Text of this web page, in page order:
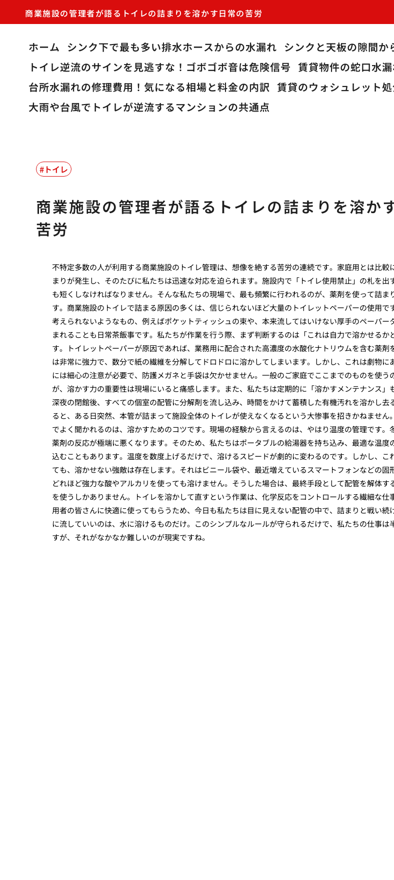
商業施設の管理者が語るトイレの詰まりを溶かす日常の苦労
ホーム シンク下で最も多い排水ホースからの水漏れ シンクと天板の隙間か
トイレ逆流のサインを見逃すな！ゴボゴボ音は危険信号 賃貸物件の蛇口水
台所水漏れの修理費用！気になる相場と料金の内訳 賃貸のウォシュレット
大雨や台風でトイレが逆流するマンションの共通点
トイレ
商業施設の管理者が語るトイレの詰まりを溶か
苦労
不特定多数の人が利用する商業施設のトイレ管理は、想像を絶する苦労の連続です。家庭用とは比較
まりが発生し、そのたびに私たちは迅速な対応を迫られます。施設内で「トイレ使用禁止」の札を出
も短くしなければなりません。そんな私たちの現場で、最も頻繁に行われるのが、薬剤を使って詰ま
す。商業施設のトイレで詰まる原因の多くは、信じられないほど大量のトイレットペーパーの使用で
考えられないようなもの、例えばポケットティッシュの束や、本来流してはいけない厚手のペーパー
まれることも日常茶飯事です。私たちが作業を行う際、まず判断するのは「これは自力で溶かせるか
す。トイレットペーパーが原因であれば、業務用に配合された高濃度の水酸化ナトリウムを含む薬剤
は非常に強力で、数分で紙の繊維を分解してドロドロに溶かしてしまいます。しかし、これは劇物に
には細心の注意が必要で、防護メガネと手袋は欠かせません。一般のご家庭でここまでのものを使う
が、溶かす力の重要性は現場にいると痛感します。また、私たちは定期的に「溶かすメンテナンス」
深夜の閉館後、すべての個室の配管に分解剤を流し込み、時間をかけて蓄積した有機汚れを溶かし去
ると、ある日突然、本管が詰まって施設全体のトイレが使えなくなるという大惨事を招きかねません
でよく聞かれるのは、溶かすためのコツです。現場の経験から言えるのは、やはり温度の管理です。
薬剤の反応が極端に悪くなります。そのため、私たちはポータブルの給湯器を持ち込み、最適な温度
込むこともあります。温度を数度上げるだけで、溶けるスピードが劇的に変わるのです。しかし、こ
ても、溶かせない強敵は存在します。それはビニール袋や、最近増えているスマートフォンなどの固
どれほど強力な酸やアルカリを使っても溶けません。そうした場合は、最終手段として配管を解体す
を使うしかありません。トイレを溶かして直すという作業は、化学反応をコントロールする繊細な仕
用者の皆さんに快適に使ってもらうため、今日も私たちは目に見えない配管の中で、詰まりと戦い続
に流していいのは、水に溶けるものだけ。このシンプルなルールが守られるだけで、私たちの仕事は
すが、それがなかなか難しいのが現実ですね。